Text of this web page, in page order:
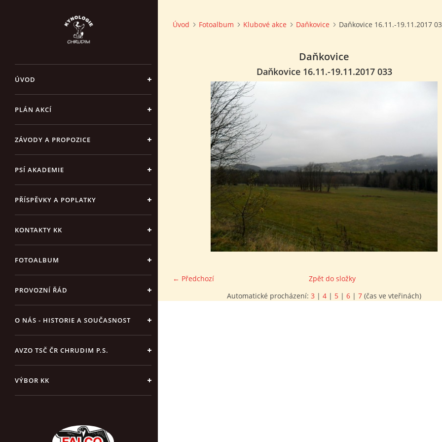
ÚVOD
PLÁN AKCÍ
ZÁVODY A PROPOZICE
PSÍ AKADEMIE
PŘÍSPĚVKY A POPLATKY
KONTAKTY KK
FOTOALBUM
PROVOZNÍ ŘÁD
O NÁS - HISTORIE A SOUČASNOST
AVZO TSČ ČR CHRUDIM P.S.
VÝBOR KK
Úvod Fotoalbum Klubové akce Daňkovice Daňkovice 16.11.-19.11.2017
Daňkovice
Daňkovice 16.11.-19.11.2017 033
← Předchozí
Zpět do složky
Automatické procházení: 3 | 4 | 5 | 6 | 7 (čas ve vteřinách)